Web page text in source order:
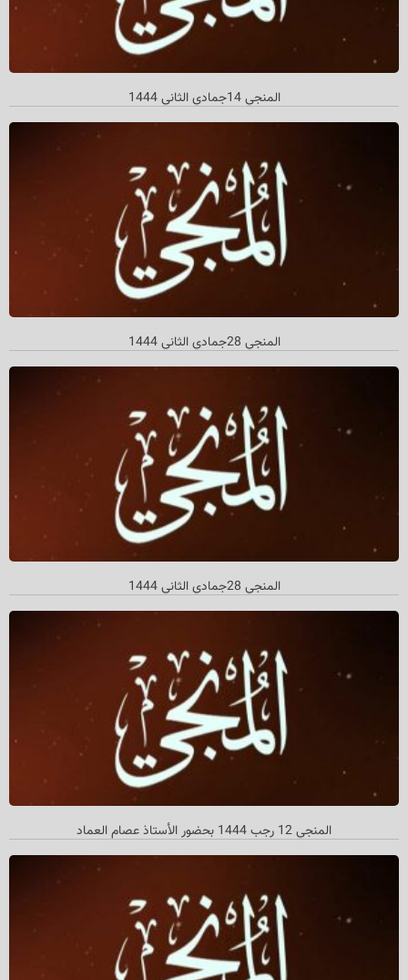
المنجي 14جمادي الثاني 1444
المنجي 28جمادي الثاني 1444
المنجي 28جمادي الثاني 1444
المنجي 12 رجب 1444 بحضور الأستاذ عصام العماد